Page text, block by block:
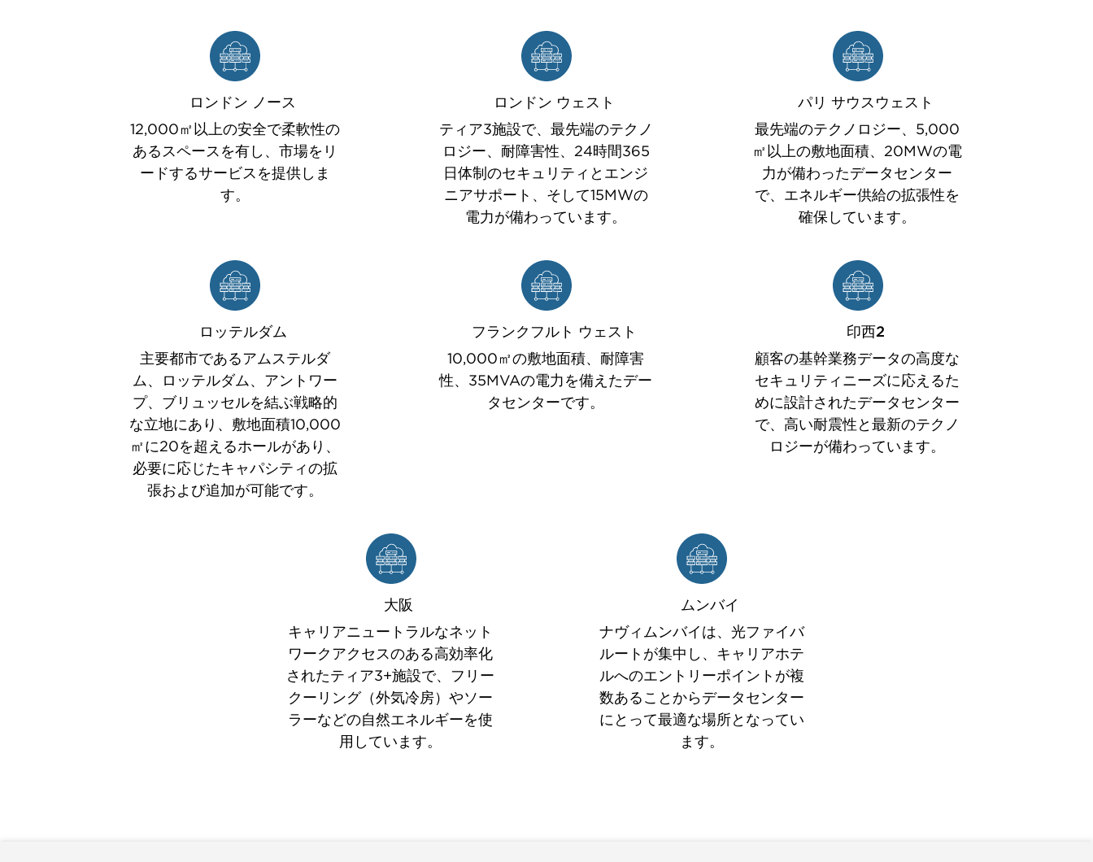
ロンドン ノース
12,000㎡以上の安全で柔軟性の
あるスペースを有し、市場をリ
ードするサービスを提供しま
す。
ロンドン ウェスト
ティア3施設で、最先端のテクノ
ロジー、耐障害性、24時間365
日体制のセキュリティとエンジ
ニアサポート、そして15MWの
電力が備わっています。
パリ サウスウェスト
最先端のテクノロジー、5,000
㎡以上の敷地面積、20MWの電
力が備わったデータセンター
で、エネルギー供給の拡張性を
確保しています。
ロッテルダム
主要都市であるアムステルダ
ム、ロッテルダム、アントワー
プ、ブリュッセルを結ぶ戦略的
な立地にあり、敷地面積10,000
㎡に20を超えるホールがあり、
必要に応じたキャパシティの拡
張および追加が可能です。
フランクフルト ウェスト
10,000㎡の敷地面積、耐障害
性、35MVAの電力を備えたデー
タセンターです。
印西2
顧客の基幹業務データの高度な
セキュリティニーズに応えるた
めに設計されたデータセンター
で、高い耐震性と最新のテクノ
ロジーが備わっています。
大阪
キャリアニュートラルなネット
ワークアクセスのある高効率化
されたティア3+施設で、フリー
クーリング（外気冷房）やソー
ラーなどの自然エネルギーを使
用しています。
ムンバイ
ナヴィムンバイは、光ファイバ
ルートが集中し、キャリアホテ
ルへのエントリーポイントが複
数あることからデータセンター
にとって最適な場所となってい
ます。